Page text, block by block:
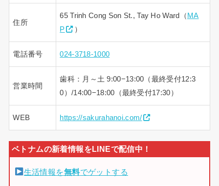
住所
65 Trinh Cong Son St., Tay Ho Ward（ MA
P
）
電話番号 024-3718-1000
営業時間
歯科：月～土 9:00−13:00（最終受付12:3
0）/14:00−18:00（最終受付17:30）
WEB https://sakurahanoi.com/
生活情報を無料でゲットする